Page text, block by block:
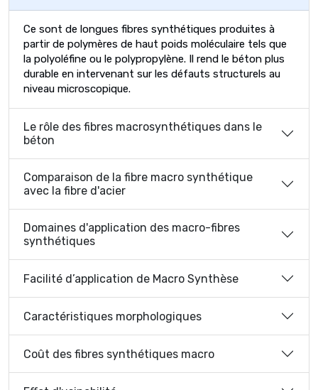
Ce sont de longues fibres synthétiques produites à
partir de polymères de haut poids moléculaire tels que
la polyoléfine ou le polypropylène. Il rend le béton plus
durable en intervenant sur les défauts structurels au
niveau microscopique.
Le rôle des fibres macrosynthétiques dans le
béton
Comparaison de la fibre macro synthétique
avec la fibre d'acier
Domaines d'application des macro-fibres
synthétiques
Facilité d’application de Macro Synthèse
Caractéristiques morphologiques
Coût des fibres synthétiques macro